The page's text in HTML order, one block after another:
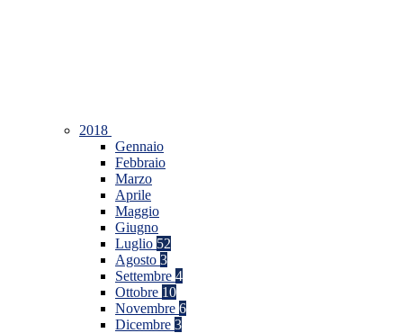
2018
Gennaio
Febbraio
Marzo
Aprile
Maggio
Giugno
Luglio 52
Agosto 3
Settembre 4
Ottobre 10
Novembre 6
Dicembre 3